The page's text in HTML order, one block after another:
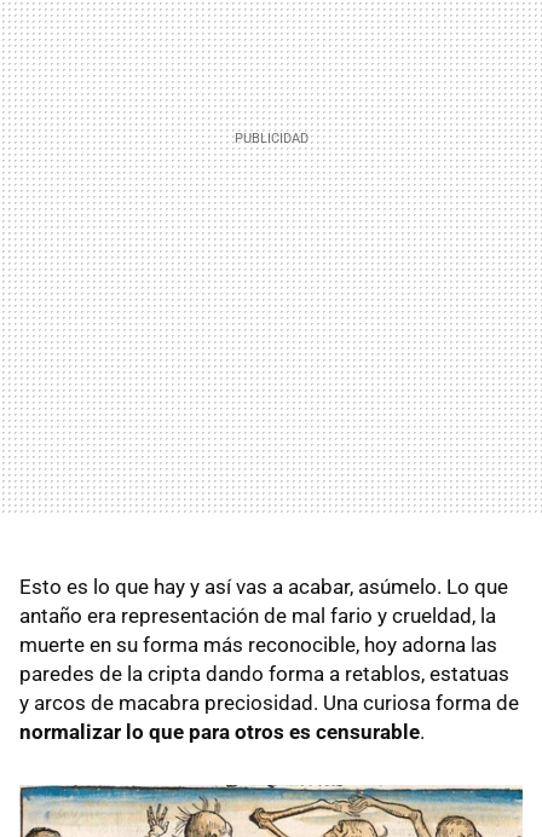
Esto es lo que hay y así vas a acabar, asúmelo. Lo que
antaño era representación de mal fario y crueldad, la
muerte en su forma más reconocible, hoy adorna las
paredes de la cripta dando forma a retablos, estatuas
y arcos de macabra preciosidad. Una curiosa forma de
normalizar lo que para otros es censurable.